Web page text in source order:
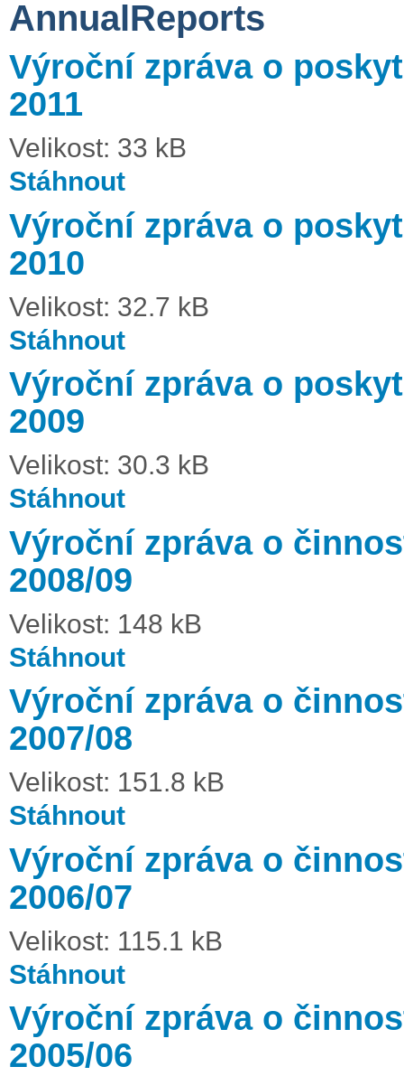
AnnualReports
Výroční zpráva o
2011
Velikost: 33 kB
Stáhnout
Výroční zpráva o
2010
Velikost: 32.7 kB
Stáhnout
Výroční zpráva o
2009
Velikost: 30.3 kB
Stáhnout
Výroční zpráva o
2008/09
Velikost: 148 kB
Stáhnout
Výroční zpráva o
2007/08
Velikost: 151.8 kB
Stáhnout
Výroční zpráva o
2006/07
Velikost: 115.1 kB
Stáhnout
Výroční zpráva o
2005/06